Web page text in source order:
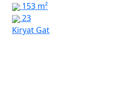
153 m²
23
Kiryat Gat